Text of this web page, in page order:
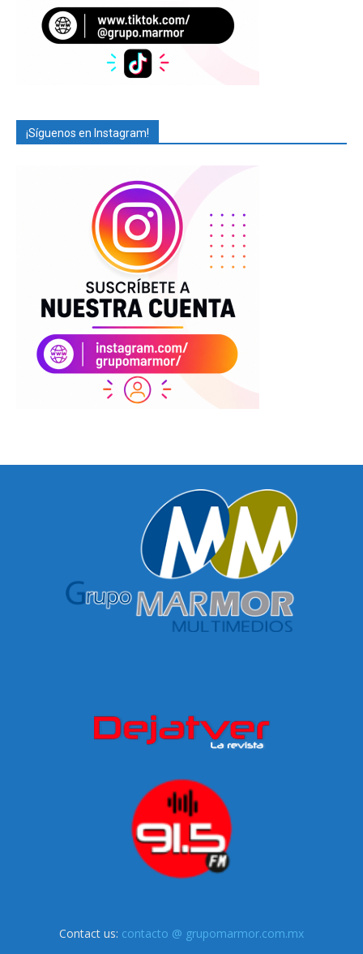
¡Síguenos en Instagram!
Contact us: contacto @ grupomarmor.com.mx